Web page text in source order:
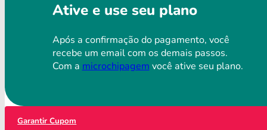
Ative e use seu plano
Após a confirmação do pagamento, você
recebe um email com os demais passos.
Com a microchipagem você ative seu plano.
Garantir Cupom